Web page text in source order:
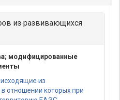
из развивающихся
модифицированные
из
отношении которых при